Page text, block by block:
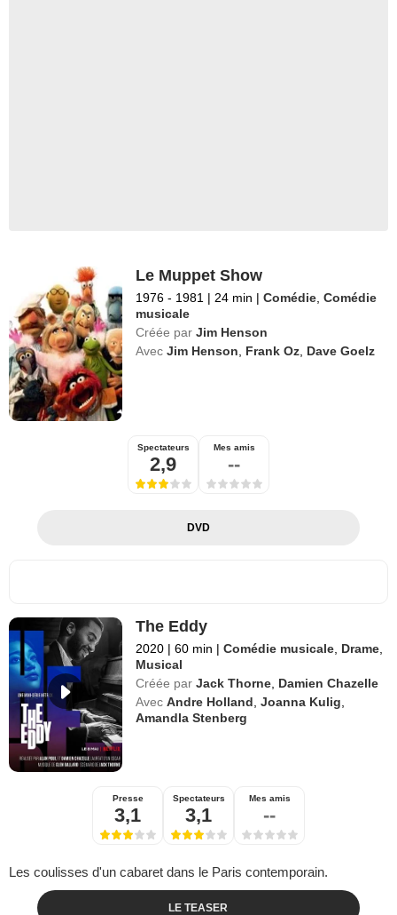
Le Muppet Show
1976 - 1981 | 24 min | Comédie,Comédie
musicale
Créée par Jim Henson
Avec Jim Henson, Frank Oz, Dave Goelz
Spectateurs
2,9
Mes amis
--
DVD
The Eddy
2020 | 60 min | Comédie musicale Drame
Musical
Créée par Jack Thorne Damien Chazelle
Avec Andre Holland ,Joanna Kulig
Amandla Stenberg
Presse
3,1
Spectateurs
3,1
Mes amis
--
Les coulisses d'un cabaret dans le Paris contemporain.
LE TEASER